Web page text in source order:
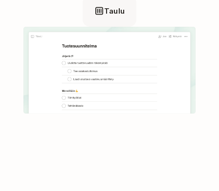
Taulu